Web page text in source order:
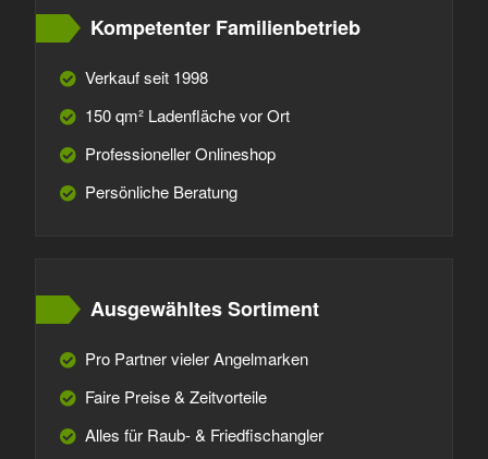
Kompetenter Familienbetrieb
Verkauf seit 1998
150 qm² Ladenfläche vor Ort
Professioneller Onlineshop
Persönliche Beratung
Ausgewähltes Sortiment
Pro Partner vieler Angelmarken
Faire Preise & Zeitvorteile
Alles für Raub- & Friedfischangler